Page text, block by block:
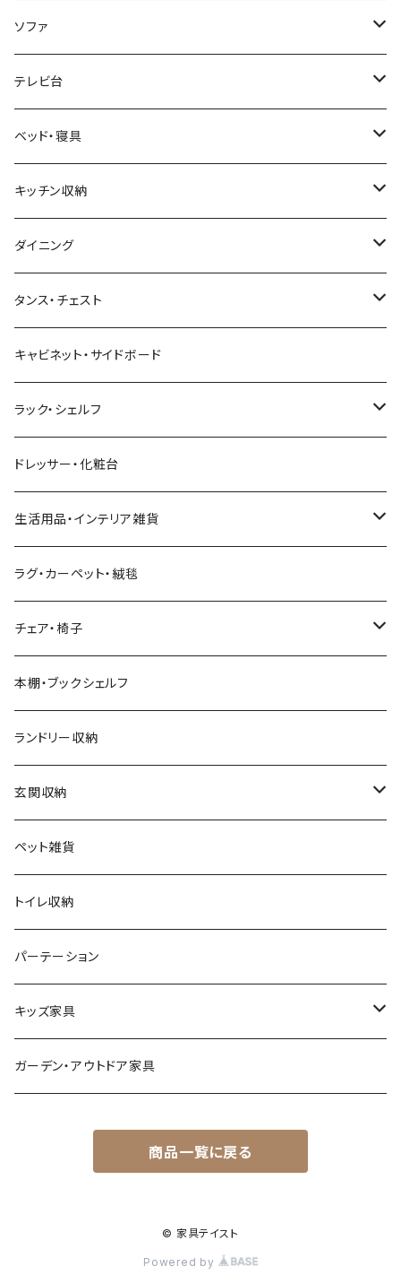
韓国インテリア
和風/和モダン
ミッドセンチュリー
西海岸風
カフェ風
ヴィンテージ
北欧風・ノルディック
インダストリアル
フレンチカントリー
アジアン
ボタニカル
モダン
カントリー
アンティーク
ヨーロピアン
モノトーン
ナチュラル
シンプル
スタイリッシュ
レトロ
学習机・勉強机
収納付きデスク
折りたたみデスク
サイズ
幅100cm以下
幅101～120cm
デスクワゴン
サイズ
幅100cm以下
幅101～120cm
ローテーブル・リビングテーブル
サイドテーブル・ナイトテーブル
カウンターテーブル
こたつ・こたつテーブル
こたつテーブル+布団掛敷セット
こたつテーブル+掛け布団
ネストテーブル
折りたたみテーブル
昇降式・リフティングテーブル
ソファ
サイズ
幅90cm以下
幅91～120cm
1人掛けソファ
2人掛けソファ
3人掛けソファ
4人掛け以上のソファ
ソファベッド
フロアソファ・ローソファ
リクライニングソファ
カウチソファ・コーナーソファ
オットマン
電動リクライニングソファ
テレビ台
サイズ
幅90cm以下
幅91～120cm
ロータイプテレビ台・ローボード
ミドルタイプテレビ台
コーナーテレビ台
ハイタイプテレビ台・壁面収納
伸縮テレビ台
テレビスタンド
ベッド・寝具
サイズ
セミシングルショート
シングルベッド
ベッドフレーム
マット付きベッド
収納付きベッド
ロフトベッド
ヘッドボード
マットレス
寝具
キッチン収納
食器棚
キッチンカウンター
キッチンワゴン
レンジ台
キッチンラック
キッチン雑貨
ダイニング
ダイニングテーブル
ダイニングテーブルセット
2人用ダイニングテーブルセット
4人用ダイニングテーブルセット
ダイニングチェア・ベンチ
ダイニングソファ
タンス・チェスト
サイドチェスト
ハイチェスト
キャビネット・サイドボード
ラック・シェルフ
オープンラック
突っ張り収納
カート
ディスプレイラック
ドレッサー・化粧台
生活用品・インテリア雑貨
ミラー・姿見
ハンガーラック・ポールハンガー
ダストボックス
ハンキングラック
プランター用品
クッション
その他
ラグ・カーペット・絨毯
チェア・椅子
スツール
カウンターチェア
デザイナーズチェア
ダイニングチェア
オフィスチェア
パーソナルチェア
フォールディングチェア
玄関・エントランスチェア
本棚・ブックシェルフ
ランドリー収納
玄関収納
シューズラック・シューズボックス
傘立て
その他
ペット雑貨
トイレ収納
パーテーション
キッズ家具
プレイマット
ガーデン・アウトドア家具
商品一覧に戻る
© 家具テイスト
Powered by